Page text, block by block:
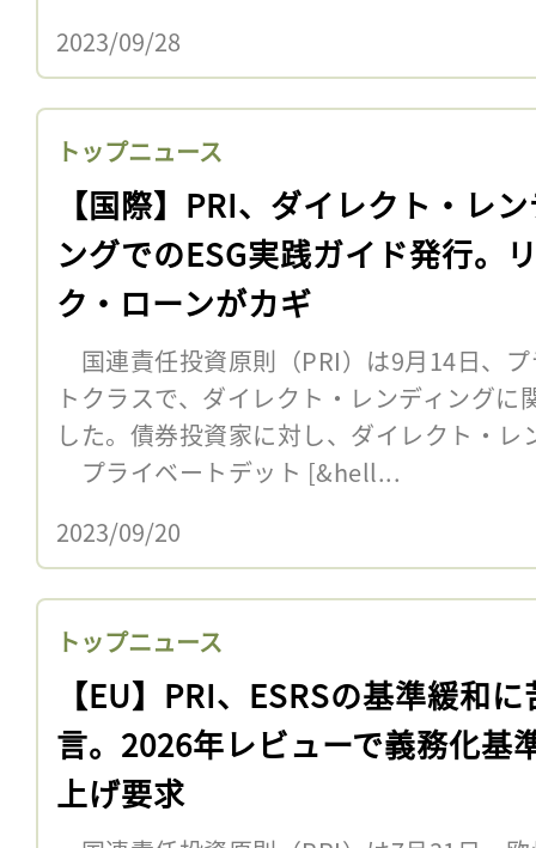
2023/09/28
トップニュース
【国際】PRI、ダイレクト・レ
ングでのESG実践ガイド発行。
ク・ローンがカギ
国連責任投資原則（PRI）は9月14日、
トクラスで、ダイレクト・レンディングに
した。債券投資家に対し、ダイレクト・レ
プライベートデット [&hell...
2023/09/20
トップニュース
【EU】PRI、ESRSの基準緩和に
言。2026年レビューで義務化基
上げ要求